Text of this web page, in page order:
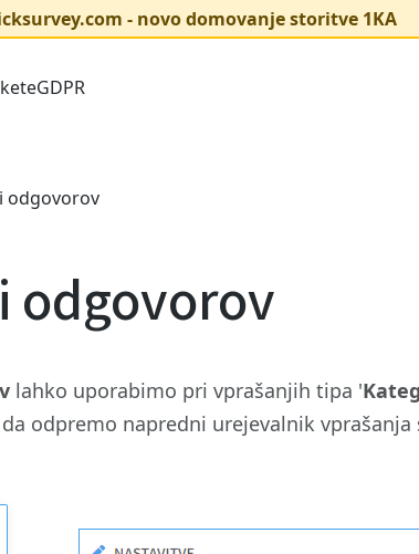
- novo domovanje storitve 1KA
GDPR
odgovorov
odgovorov
lahko uporabimo pri vprašanjih tipa '
odpremo napredni urejevalnik